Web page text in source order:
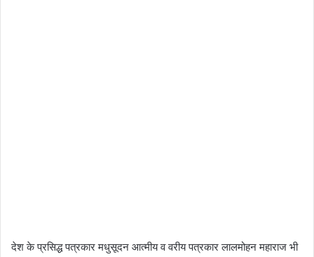
देश के प्रसिद्ध पत्रकार मधुसूदन आत्मीय व वरीय पत्रकार लालमोहन महाराज भी